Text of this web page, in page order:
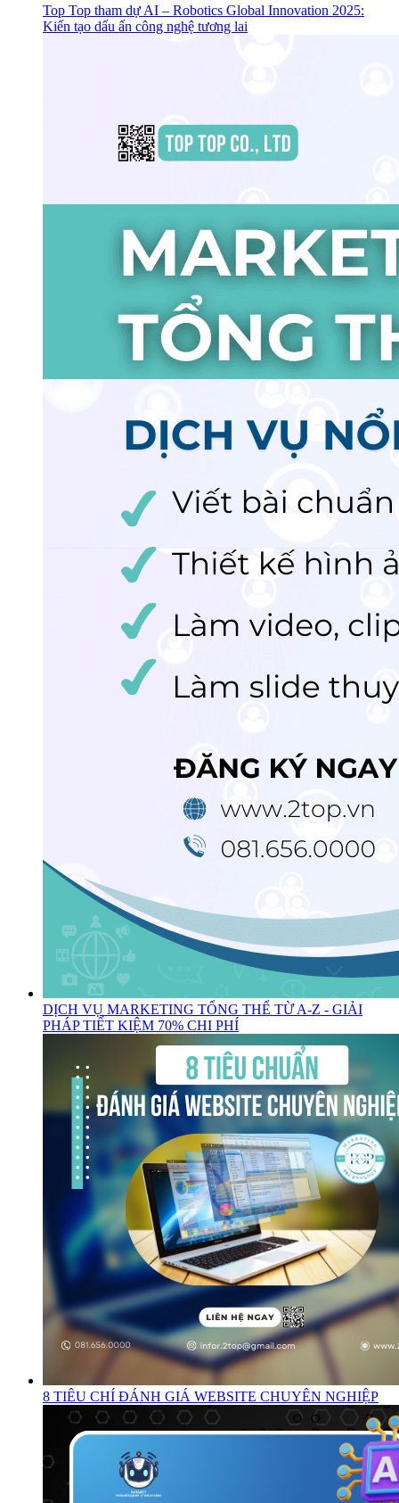
Top Top tham dự AI – Robotics Global Innovation 2025:
Kiến tạo dấu ấn công nghệ tương lai
DỊCH VỤ MARKETING TỔNG THỂ TỪ A-Z - GIẢI
PHÁP TIẾT KIỆM 70% CHI PHÍ
8 TIÊU CHÍ ĐÁNH GIÁ WEBSITE CHUYÊN NGHIỆP